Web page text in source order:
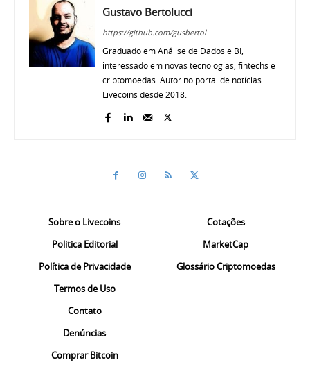
Gustavo Bertolucci
https://github.com/gusbertol
Graduado em Análise de Dados e BI,
interessado em novas tecnologias, fintechs e
criptomoedas. Autor no portal de notícias
Livecoins desde 2018.
Sobre o Livecoins
Politica Editorial
Política de Privacidade
Termos de Uso
Contato
Denúncias
Comprar Bitcoin
Cotações
MarketCap
Glossário Criptomoedas